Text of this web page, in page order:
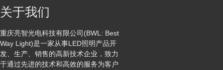
关于我们
重庆亮智光电科技有限公司(BWL: Best
Way Light)是一家从事LED照明产品开
发、生产、销售的高新技术企业，致力
于通过先进的技术和高效的服务为客户